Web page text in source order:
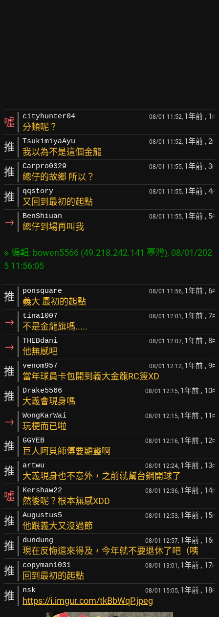
噓 cityhunter04 08/01 11:52, 1年前 , 1 F
分類呢？
推 TsukimiyaAyu 08/01 11:52, 1年前 , 2F
我以為不是這個金龍
推 Carpro0329 08/01 11:55, 1年前 , 3F
總仔的故鄉 所以？
推 qqstory 08/01 11:55, 1年前 , 4F
又回到最初的起點
→ BenShiuan 08/01 11:55, 1年前 , 5F
總仔到場再叫我
※ 編輯: bowen5566 (49.218.242.141 臺灣), 08/01/202
推 ponsquare 08/01 11:56, 1年前 , 6F
義大 最初的起點
→ tina1007 08/01 12:01, 1年前 , 7F
不是金龍旗嗎.....
→ THEBdani 08/01 12:07, 1年前 , 8F
他無感吧
推 venom957 08/01 12:12, 1年前 , 9F
當年球員卡包開到義大金龍RC簽XD
推 Drake5566 08/01 12:15, 1年前 , 10F
大義會現身嗎
→ WongKarWai 08/01 12:15, 1年前 , 11 F
玩梗而已啦
推 GGYEB 08/01 12:16, 1年前 , 12F
巨人阿貝師傅要顯靈啊
推 artwu 08/01 12:24, 1年前 , 13F
大義現身也不意外，之前就幫台鋼開球了
噓 Kershaw22 08/01 12:36, 1年前 , 14F
然後呢？根本無感XDD
推 Augustus5 08/01 12:53, 1年前 , 15F
他跟義大又沒過節
推 dundung 08/01 12:57, 1年前 , 16F
現在反悔還來得及，今年就不要退休了吧（咦
推 copyman1031 08/01 13:01, 1年前 , 17F
回到最初的起點
推 nsk 08/01 15:05, 1年前 , 18F
https://i.imgur.com/tkBbWqP.jpeg